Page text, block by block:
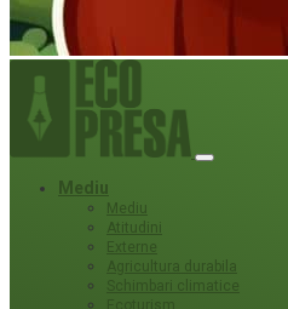
Mediu
Mediu
Atitudini
Externe
Agricultura durabila
Schimbari climatice
Ecoturism